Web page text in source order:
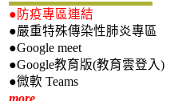
●防疫專區連結
●嚴重特殊傳染性肺炎專區
●Google meet
●Google教育版(教育雲登入)
●微軟 Teams
more